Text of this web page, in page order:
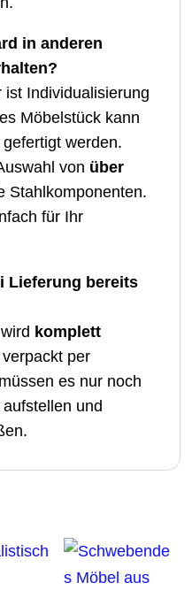
in anderen
ist Individualisierung
Möbelstück kann
werden.
von über
Stahlkomponenten.
für Ihr
Lieferung bereits
komplett
per
es nur noch
und